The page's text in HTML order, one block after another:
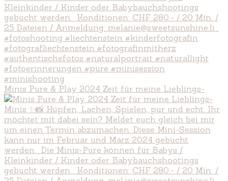
Minis Pure & Play 2024 Zeit für meine Lieblings-